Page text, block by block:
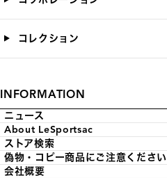
コレクション
INFORMATION
ニュース
About LeSportsac
ストア検索
偽物・コピー商品にご注意ください
会社概要